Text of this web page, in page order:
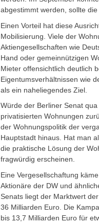
abgestimmt werden, sollte
Einen Vorteil hat diese
Mobilisierung. Viele der
Aktiengesellschaften wie
Hand oder gemeinnützigen
Mieter offensichtlich deutlich
Eigentumsverhältnissen wie
als ein naheliegendes Ziel.
Würde der Berliner Senat
privatisierten Wohnungen
der Wohnungspolitik der
Hauptstadt hinaus. Hat man
die praktische Lösung der
fragwürdig erscheinen.
Eine Vergesellschaftung
Aktionäre der DW und
Senats liegt der Marktwert
36 Milliarden Euro. Die
bis 13,7 Milliarden Euro für